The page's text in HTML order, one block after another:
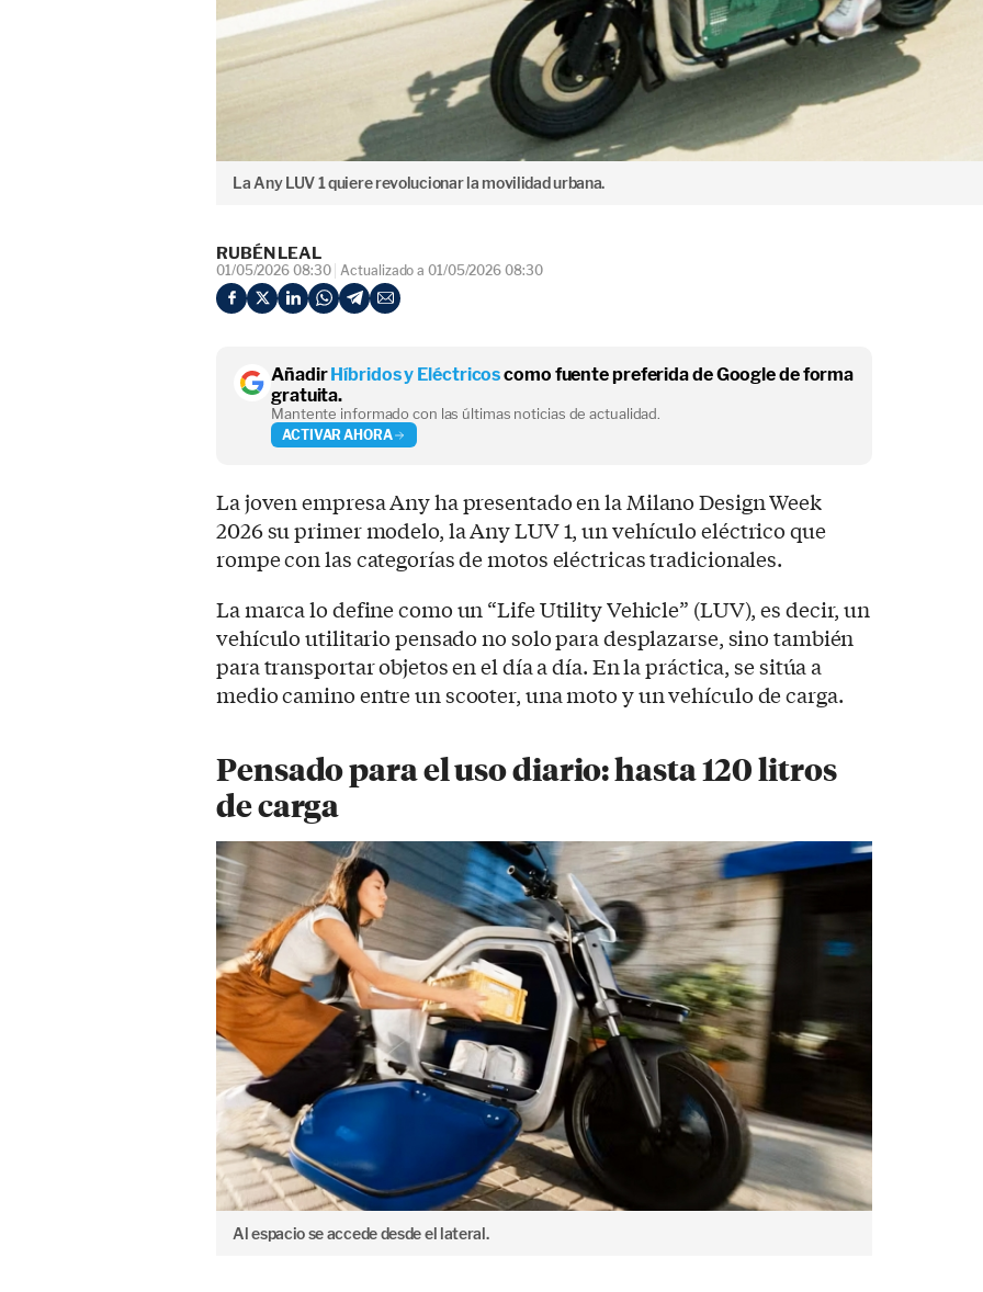
La Any LUV 1 quiere revolucionar la movilidad urbana.
RUBÉN LEAL
01/05/2026 08:30 Actualizado a 01/05/2026 08:30
Añadir Híbridos y Eléctricoscomo fuente preferida de Google de forma
gratuita.
Mantente informado con las últimas noticias de actualidad.
ACTIVAR AHORA
La joven empresa Any ha presentado en la Milano Design Week
2026 su primer modelo, la Any LUV 1, un vehículo eléctrico que
rompe con las categorías de motos eléctricas tradicionales.
La marca lo define como un “Life Utility Vehicle” (LUV), es decir, un
vehículo utilitario pensado no solo para desplazarse, sino también
para transportar objetos en el día a día. En la práctica, se sitúa a
medio camino entre un scooter, una moto y un vehículo de carga.
Pensado para el uso diario: hasta 120 litros
de carga
Al espacio se accede desde el lateral.